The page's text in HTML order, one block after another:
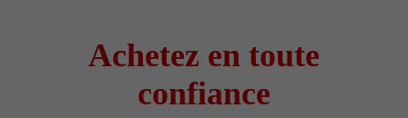
Achetez en toute
confiance